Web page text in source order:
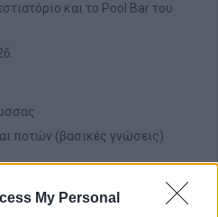
My Personal
και το Pool Bar του
ποτών (βασικές γνώσεις)
επιδόματα (είναι περίπου άλλα